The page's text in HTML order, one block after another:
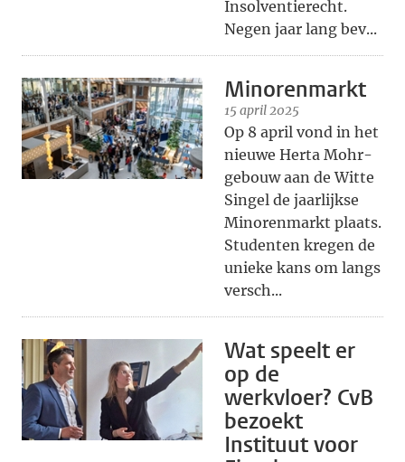
Insolventierecht.
Negen jaar lang bev...
Minorenmarkt
15 april 2025
Op 8 april vond in het
nieuwe Herta Mohr-
gebouw aan de Witte
Singel de jaarlijkse
Minorenmarkt plaats.
Studenten kregen de
unieke kans om langs
versch...
Wat speelt er
op de
werkvloer? CvB
bezoekt
Instituut voor